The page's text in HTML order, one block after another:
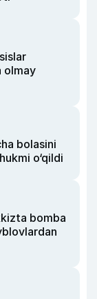
olmay
bolasini
o‘qildi
bomba